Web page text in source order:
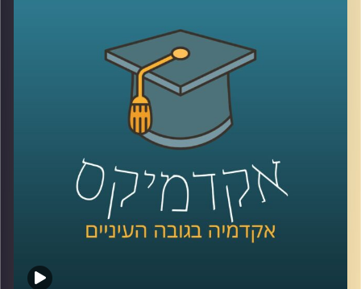
הוירטואליים. ניהול זמינות, החלפת זהויות
ומצבים נוספים גורמים לנו לסלף את האמת.
יחד עם זאת, הרשת לא אוהבת אותנו שקרנים.
יודעים למה? על יצירתיות וההזדמנות המופלאה
להיות בצורות נוספות מחוץ לממד המוחשי
קרדיט תמונות: AudioVersity